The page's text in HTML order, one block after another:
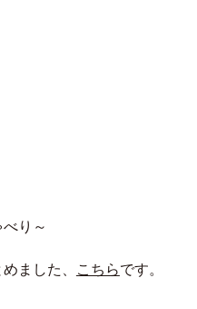
り～
ました、 こちらです。